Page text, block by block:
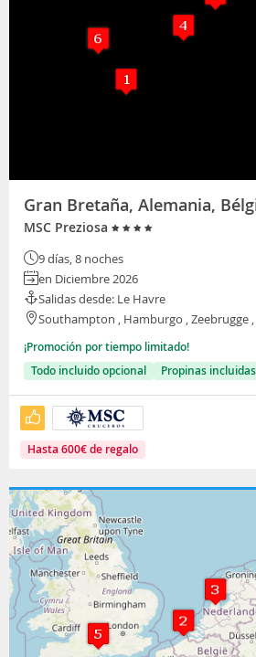
Gran Bretaña, Alemania,
MSC Preziosa
9 días, 8 noches
en Diciembre 2026
Salidas desde: Le Havre
Southampton , Hamburgo , Zeebrugge
¡Promoción por tiempo limitado!
Todo incluido opcional
Propinas incluidas
Hasta 600€de regalo